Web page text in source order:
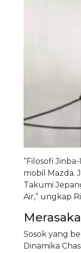
“Filosofi
mobil Mazda.
Takumi
Air,” ungkap
Sosok yang
Dinamika